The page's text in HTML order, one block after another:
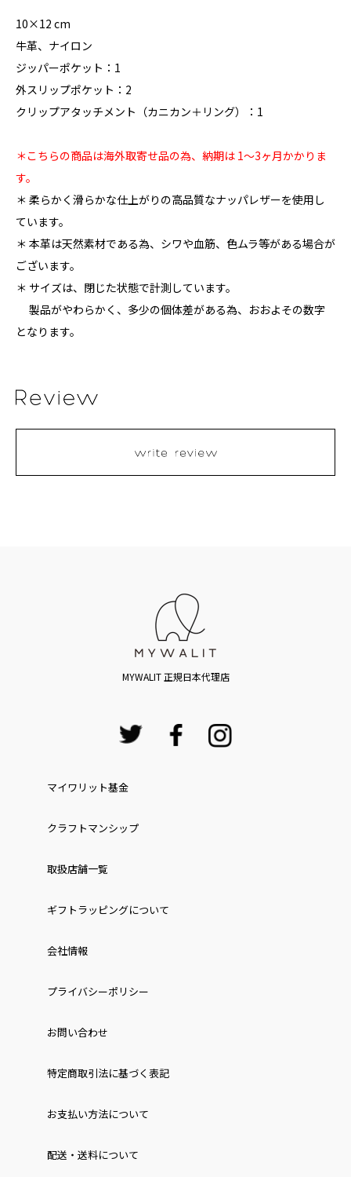
10×12 cm
牛革、ナイロン
ジッパーポケット：1
外スリップポケット：2
クリップアタッチメント（カニカン＋リング）：1
＊こちらの商品は海外取寄せ品の為、納期は 1〜3ヶ月かかりま
す。
＊ 柔らかく滑らかな仕上がりの高品質なナッパレザーを使用し
ています。
＊ 本革は天然素材である為、シワや血筋、色ムラ等がある場合が
ございます。
＊ サイズは、閉じた状態で計測しています。
製品がやわらかく、多少の個体差がある為、おおよその数字
となります。
MYWALIT 正規日本代理店
マイワリット基金
クラフトマンシップ
取扱店舗一覧
ギフトラッピングについて
会社情報
プライバシーポリシー
お問い合わせ
特定商取引法に基づく表記
お⽀払い⽅法について
配送・送料について